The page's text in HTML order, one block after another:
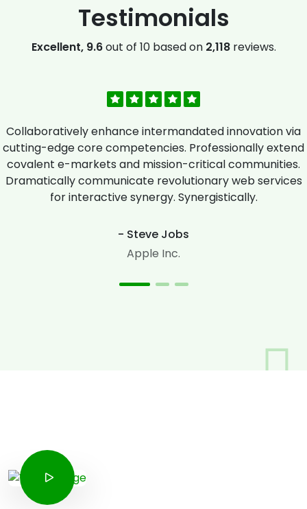
Testimonials
Excellent, 9.6out of 10 based on 2,118reviews.
Collaboratively enhance intermandated innovation via
cutting-edge core competencies. Professionally extend
covalent e-markets and mission-critical communities.
Dramatically communicate revolutionary web services
for interactive synergy. Synergistically.
- Steve Jobs
Apple Inc.